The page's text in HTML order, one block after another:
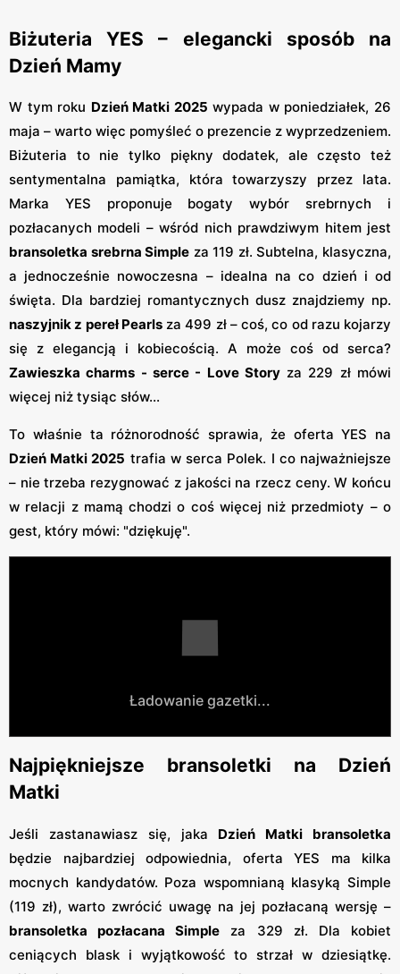
Biżuteria YES – elegancki sposób na
Dzień Mamy
W tym roku Dzień Matki 2025 wypada w poniedziałek, 26
maja – warto więc pomyśleć o prezencie z wyprzedzeniem.
Biżuteria to nie tylko piękny dodatek, ale często też
sentymentalna pamiątka, która towarzyszy przez lata.
Marka YES proponuje bogaty wybór srebrnych i
pozłacanych modeli – wśród nich prawdziwym hitem jest
bransoletka srebrna Simple za 119 zł. Subtelna, klasyczna,
a jednocześnie nowoczesna – idealna na co dzień i od
święta. Dla bardziej romantycznych dusz znajdziemy np.
naszyjnik z pereł Pearlsza 499 zł – coś, co od razu kojarzy
się z elegancją i kobiecością. A może coś od serca?
Zawieszka charms - serce - Love Storyza 229 zł mówi
więcej niż tysiąc słów...
To właśnie ta różnorodność sprawia, że oferta YES na
Dzień Matki 2025 trafia w serca Polek. I co najważniejsze
– nie trzeba rezygnować z jakości na rzecz ceny. W końcu
w relacji z mamą chodzi o coś więcej niż przedmioty – o
gest, który mówi: "dziękuję".
Ładowanie gazetki...
Najpiękniejsze bransoletki na Dzień
Matki
Jeśli zastanawiasz się, jaka Dzień Matki bransoletka
będzie najbardziej odpowiednia, oferta YES ma kilka
mocnych kandydatów. Poza wspomnianą klasyką Simple
(119 zł), warto zwrócić uwagę na jej pozłacaną wersję –
bransoletka pozłacana Simple za 329 zł. Dla kobiet
ceniących blask i wyjątkowość to strzał w dziesiątkę.